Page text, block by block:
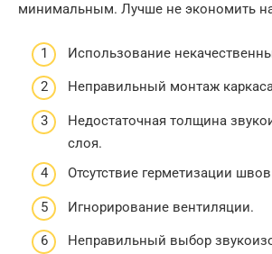
минимальным. Лучше не экономить на
Использование
Неправильный монтаж
Недостаточная толщина
слоя.
Отсутствие герметизации
Игнорирование вентиляции.
Неправильный выбор